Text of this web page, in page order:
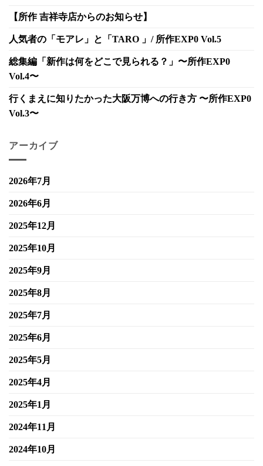
【所作 吉祥寺店からのお知らせ】
人気者の「モアレ」と「TARO 」/ 所作EXP0 Vol.5
総集編「新作は何をどこで見られる？」〜所作EXP0
Vol.4〜
行くまえに知りたかった大阪万博への行き方 〜所作EXP0
Vol.3〜
アーカイブ
2026年7月
2026年6月
2025年12月
2025年10月
2025年9月
2025年8月
2025年7月
2025年6月
2025年5月
2025年4月
2025年1月
2024年11月
2024年10月